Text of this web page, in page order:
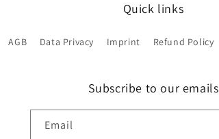
Quick links
AGB Data Privacy Imprint Refund Policy
Subscribe to our emails
Email